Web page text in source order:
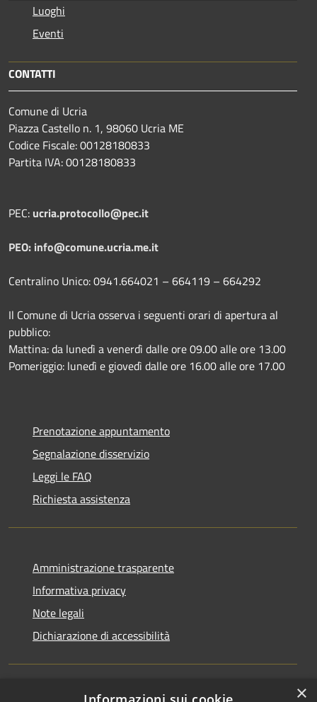
Luoghi
Eventi
CONTATTI
Comune di Ucria
Piazza Castello n. 1, 98060 Ucria ME
Codice Fiscale: 00128180833
Partita IVA: 00128180833
PEC: ucria.protocollo@pec.it
PEO: info@comune.ucria.me.it
Centralino Unico: 0941.664021 – 664119 – 664292
Il Comune di Ucria osserva i seguenti orari di apertura al
pubblico:
Mattina: da lunedì a venerdì dalle ore 09.00 alle ore 13.00
Pomeriggio: lunedì e giovedì dalle ore 16.00 alle ore 17.00
Prenotazione appuntamento
Segnalazione disservizio
Leggi le FAQ
Richiesta assistenza
Amministrazione trasparente
Informativa privacy
Note legali
Dichiarazione di accessibilità
×